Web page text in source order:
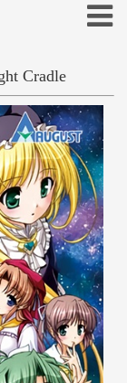
お
こ
そ
と
の
ほ
Cradle
和姦
/お嬢様
かんこう